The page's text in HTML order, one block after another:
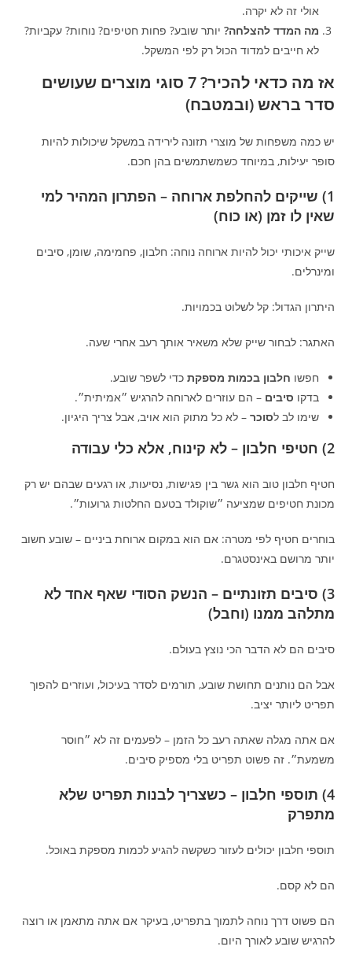
אולי זה לא יקרה.
מה המדד להצלחה? יותר שובע? פחות חטיפים? נוחות? עקביות?
לא חייבים למדוד הכול רק לפי המשקל.
אז מה כדאי להכיר? 7 סוגי מוצרים שעושים
סדר בראש (ובמטבח)
יש כמה משפחות של מוצרי תזונה לירידה במשקל שיכולות להיות
סופר יעילות, במיוחד כשמשתמשים בהן חכם.
1) שייקים להחלפת ארוחה – הפתרון המהיר למי
שאין לו זמן (או כוח)
שייק איכותי יכול להיות ארוחה נוחה: חלבון, פחמימה, שומן, סיבים
ומינרלים.
היתרון הגדול: קל לשלוט בכמויות.
האתגר: לבחור שייק שלא משאיר אותך רעב אחרי שעה.
חפשו חלבון בכמות מספקת כדי לשפר שובע.
בדקו סיבים – הם עוזרים לארוחה להרגיש ״אמיתית״.
שימו לב לסוכר – לא כל מתוק הוא אויב, אבל צריך היגיון.
2) חטיפי חלבון – לא קינוח, אלא כלי עבודה
חטיף חלבון טוב הוא גשר בין פגישות, נסיעות, או רגעים שבהם יש רק
מכונת חטיפים שמציעה ״שוקולד בטעם החלטות גרועות״.
בוחרים חטיף לפי מטרה: אם הוא במקום ארוחת ביניים – שובע חשוב
יותר מרושם באינסטגרם.
3) סיבים תזונתיים – הנשק הסודי שאף אחד לא
מתלהב ממנו (וחבל)
סיבים הם לא הדבר הכי נוצץ בעולם.
אבל הם נותנים תחושת שובע, תורמים לסדר בעיכול, ועוזרים להפוך
תפריט ליותר יציב.
אם אתה מגלה שאתה רעב כל הזמן – לפעמים זה לא ״חוסר
משמעת״. זה פשוט תפריט בלי מספיק סיבים.
4) תוספי חלבון – כשצריך לבנות תפריט שלא
מתפרק
תוספי חלבון יכולים לעזור כשקשה להגיע לכמות מספקת באוכל.
הם לא קסם.
הם פשוט דרך נוחה לתמוך בתפריט, בעיקר אם אתה מתאמן או רוצה
להרגיש שובע לאורך היום.